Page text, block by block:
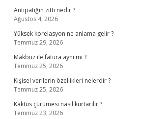
Antipatiğin zıttı nedir ?
Ağustos 4, 2026
Yüksek korelasyon ne anlama gelir ?
Temmuz 29, 2026
Makbuz ile fatura aynı mı ?
Temmuz 25, 2026
Kişisel verilerin özellikleri nelerdir ?
Temmuz 25, 2026
Kaktüs çürümesi nasıl kurtarılır ?
Temmuz 23, 2026